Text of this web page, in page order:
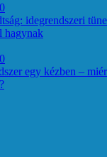
0
idegrendszeri
hagynak
0
egy kézben –